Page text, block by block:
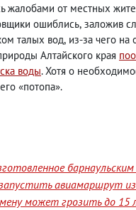
жалобами от местных
ошиблись, заложив
талых вод, из-за чего на
Алтайского края
воды. Хотя о
«потопа».
авиамаршрут из
может грозить до 15